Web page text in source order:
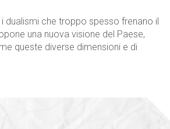
dualismi che troppo spesso frenano il
una nuova visione del Paese,
queste diverse dimensioni e di